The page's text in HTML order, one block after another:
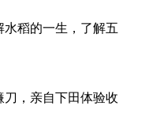
稻的一生，了解五
，亲自下田体验收